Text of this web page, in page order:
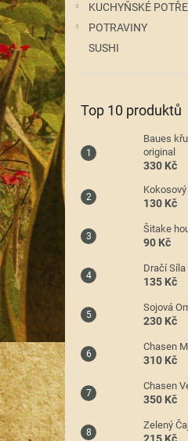
KUCHYŇSKÉ
POTRAVINY
SUSHI
Top 10 produktů
Baues
original
330 Kč
130 Kč
Šitake
90 Kč
Dračí Síla
135 Kč
Sojová
230 Kč
Chasen
310 Kč
Chasen
350 Kč
Zelený